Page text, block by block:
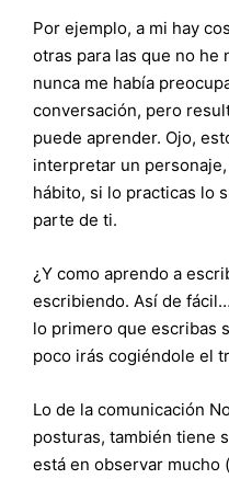
Por ejemplo, a mi hay
otras para las que no
nunca me había
conversación, pero
puede aprender. Ojo,
interpretar un
hábito, si lo practicas lo
parte de ti.
¿Y como aprendo a
escribiendo. Así de
lo primero que escribas
poco irás cogiéndole el
Lo de la comunicación
posturas, también tiene
está en observar mucho